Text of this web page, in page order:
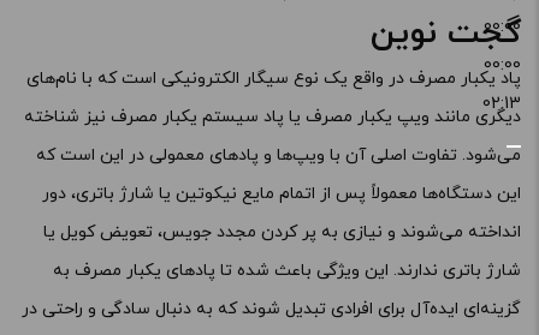
00:00
00:00
02:13
گجت نوین
پاد یکبار مصرف در واقع یک نوع سیگار الکترونیکی است که با نام‌های
دیگری مانند ویپ یکبار مصرف یا پاد سیستم یکبار مصرف نیز شناخته
می‌شود. تفاوت اصلی آن با ویپ‌ها و پادهای معمولی در این است که
این دستگاه‌ها معمولاً پس از اتمام مایع نیکوتین یا شارژ باتری، دور
انداخته می‌شوند و نیازی به پر کردن مجدد جویس، تعویض کویل یا
شارژ باتری ندارند. این ویژگی باعث شده تا پادهای یکبار مصرف به
گزینه‌ای ایده‌آل برای افرادی تبدیل شوند که به دنبال سادگی و راحتی در